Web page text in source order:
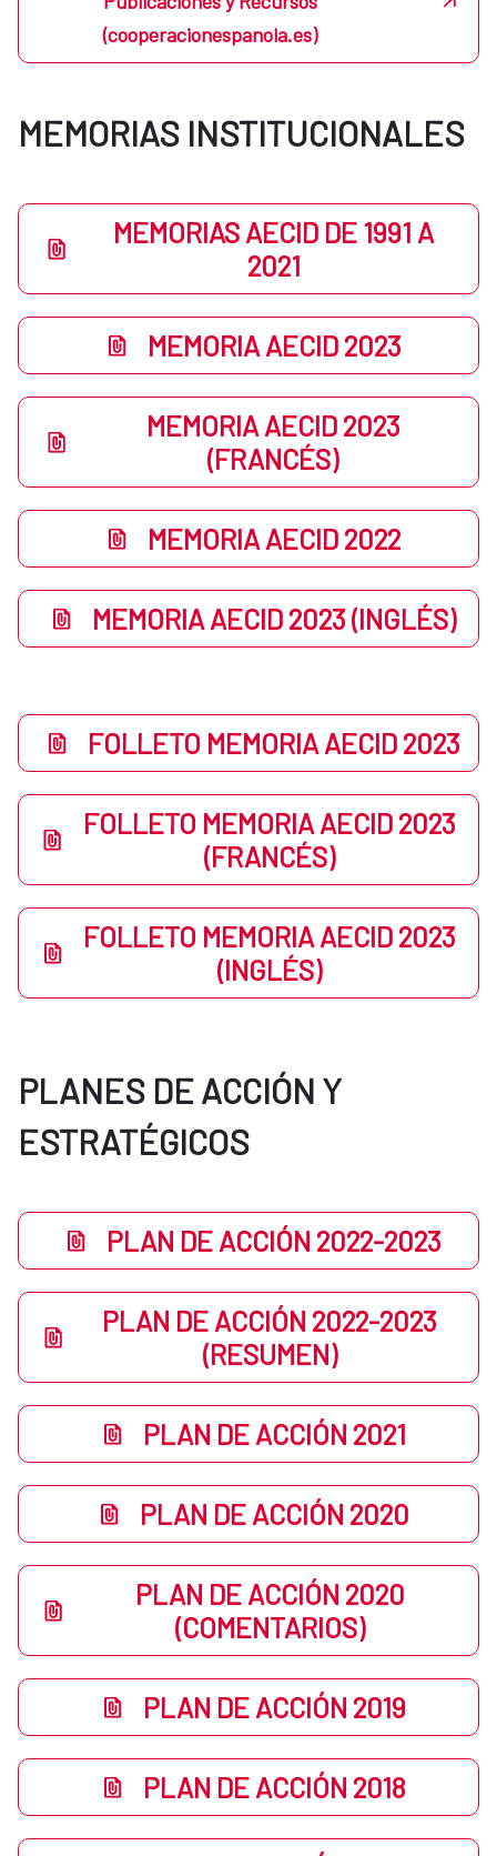
(cooperacionespanola.es)
MEMORIAS INSTITUCIONALES
MEMORIAS AECID DE 1991 A
2021
MEMORIA AECID 2023
MEMORIA AECID 2023
(FRANCÉS)
MEMORIA AECID 2022
MEMORIA AECID 2023 (INGLÉS)
FOLLETO MEMORIA AECID 2023
FOLLETO MEMORIA AECID 2023
(FRANCÉS)
FOLLETO MEMORIA AECID 2023
(INGLÉS)
PLANES DE ACCIÓN Y
ESTRATÉGICOS
PLAN DE ACCIÓN 2022-2023
PLAN DE ACCIÓN 2022-2023
(RESUMEN)
PLAN DE ACCIÓN 2021
PLAN DE ACCIÓN 2020
PLAN DE ACCIÓN 2020
(COMENTARIOS)
PLAN DE ACCIÓN 2019
PLAN DE ACCIÓN 2018